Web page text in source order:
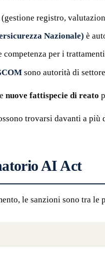
registro,
Nazionale) è
competenza per i
sono autorità di
nuove fattispecie di reato
trovarsi davanti a
AI Act
le sanzioni sono tra